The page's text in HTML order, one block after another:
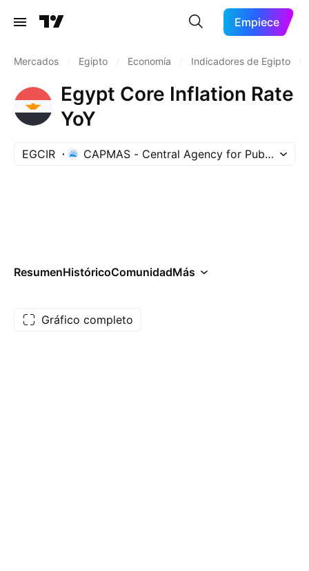
Empiece
Mercados Egipto Economía Indicadores de Egipto
Egypt Core Inflation Rate
YoY
EGCIR CAPMAS - Central Agency for Public
ResumenHistóricoComunidadMás
Gráfico completo